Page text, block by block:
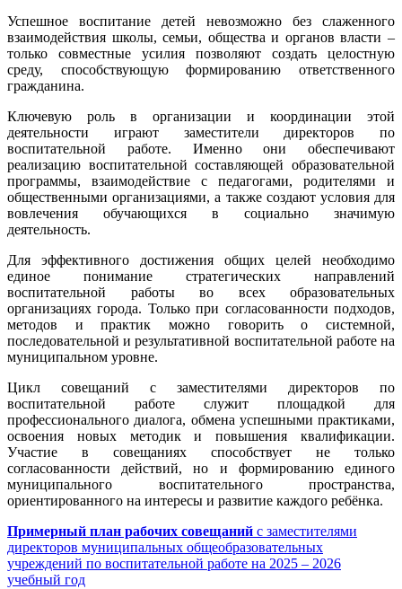
Успешное воспитание детей невозможно без слаженного
взаимодействия школы, семьи, общества и органов власти –
только совместные усилия позволяют создать целостную
среду, способствующую формированию ответственного
гражданина.
Ключевую роль в организации и координации этой
деятельности играют заместители директоров по
воспитательной работе. Именно они обеспечивают
реализацию воспитательной составляющей образовательной
программы, взаимодействие с педагогами, родителями и
общественными организациями, а также создают условия для
вовлечения обучающихся в социально значимую
деятельность.
Для эффективного достижения общих целей необходимо
единое понимание стратегических направлений
воспитательной работы во всех образовательных
организациях города. Только при согласованности подходов,
методов и практик можно говорить о системной,
последовательной и результативной воспитательной работе на
муниципальном уровне.
Цикл совещаний с заместителями директоров по
воспитательной работе служит площадкой для
профессионального диалога, обмена успешными практиками,
освоения новых методик и повышения квалификации.
Участие в совещаниях способствует не только
согласованности действий, но и формированию единого
муниципального воспитательного пространства,
ориентированного на интересы и развитие каждого ребёнка.
Примерный план рабочих совещаний с заместителями
директоров муниципальных общеобразовательных
учреждений по воспитательной работе на 2025 – 2026
учебный год